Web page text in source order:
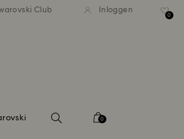
EUR 99 Gratis standaardverzending
Club Inloggen
0
0